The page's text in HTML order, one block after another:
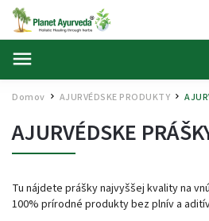
Domov AJURVÉDSKE PRODUKTY /
AJURVÉDSKE
Tu nájdete prášky najvyššej kvality na
100% prírodné produkty bez plnív a